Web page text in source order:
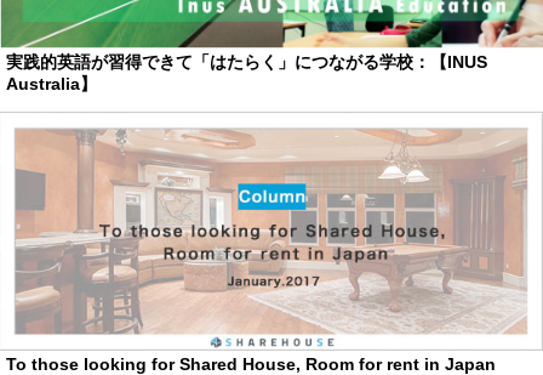
実践的英語が習得できて「はたらく」につながる学校：【INUS
Australia】
To those looking for Shared House, Room for rent in Japan